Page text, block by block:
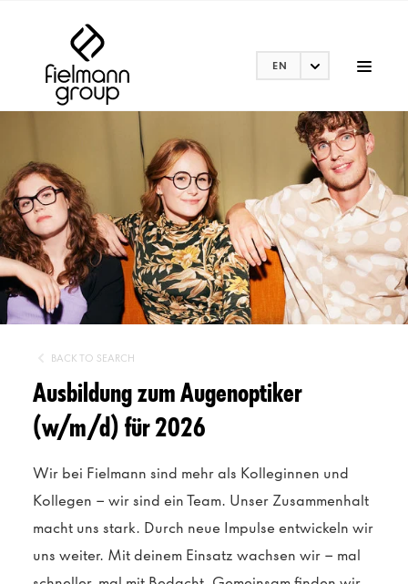
EN
BACK TO SEARCH
Ausbildung zum Augenoptiker
(w/m/d) für 2026
Wir bei Fielmann sind mehr als Kolleginnen und
Kollegen – wir sind ein Team. Unser Zusammenhalt
macht uns stark. Durch neue Impulse entwickeln wir
uns weiter. Mit deinem Einsatz wachsen wir – mal